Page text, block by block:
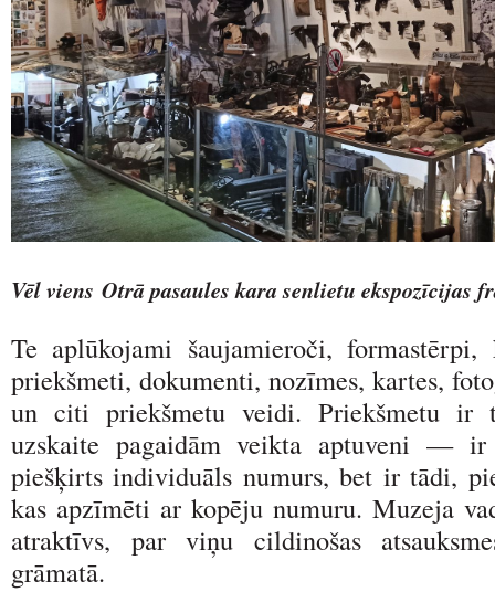
Vēl viens Otrā pasaules kara senlietu ekspozīcijas
Te aplūkojami šaujamieroči, formastērpi,
priekšmeti, dokumenti, nozīmes, kartes,
un citi priekšmetu veidi. Priekšmetu
uzskaite pagaidām veikta aptuveni — ir
piešķirts individuāls numurs, bet ir tādi,
kas apzīmēti ar kopēju numuru. Muzeja
atraktīvs, par viņu cildinošas
grāmatā.